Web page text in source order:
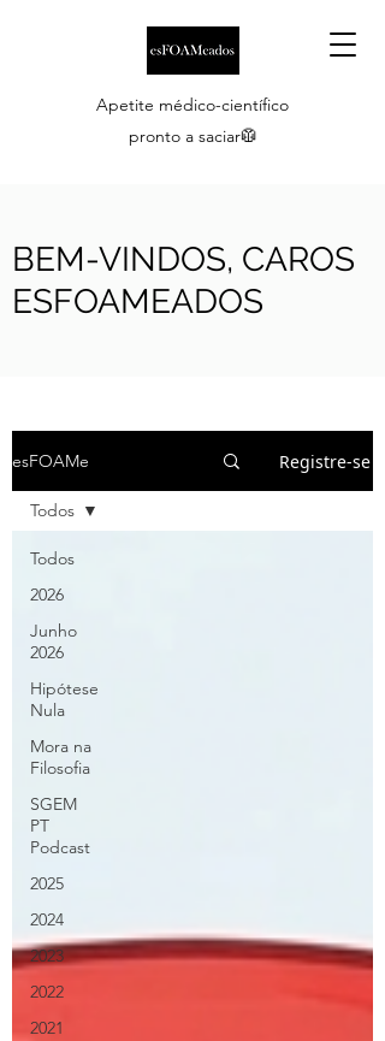
Apetite médico-científico
pronto a saciar🥼
BEM-VINDOS, CAROS
ESFOAMEADOS
esFOAMe Registre-se
Todos
2026
Junho
2026
Hipótese
Nula
Mora na
Filosofia
SGEM
PT
Podcast
2025
2024
2023
2022
2021
Todos